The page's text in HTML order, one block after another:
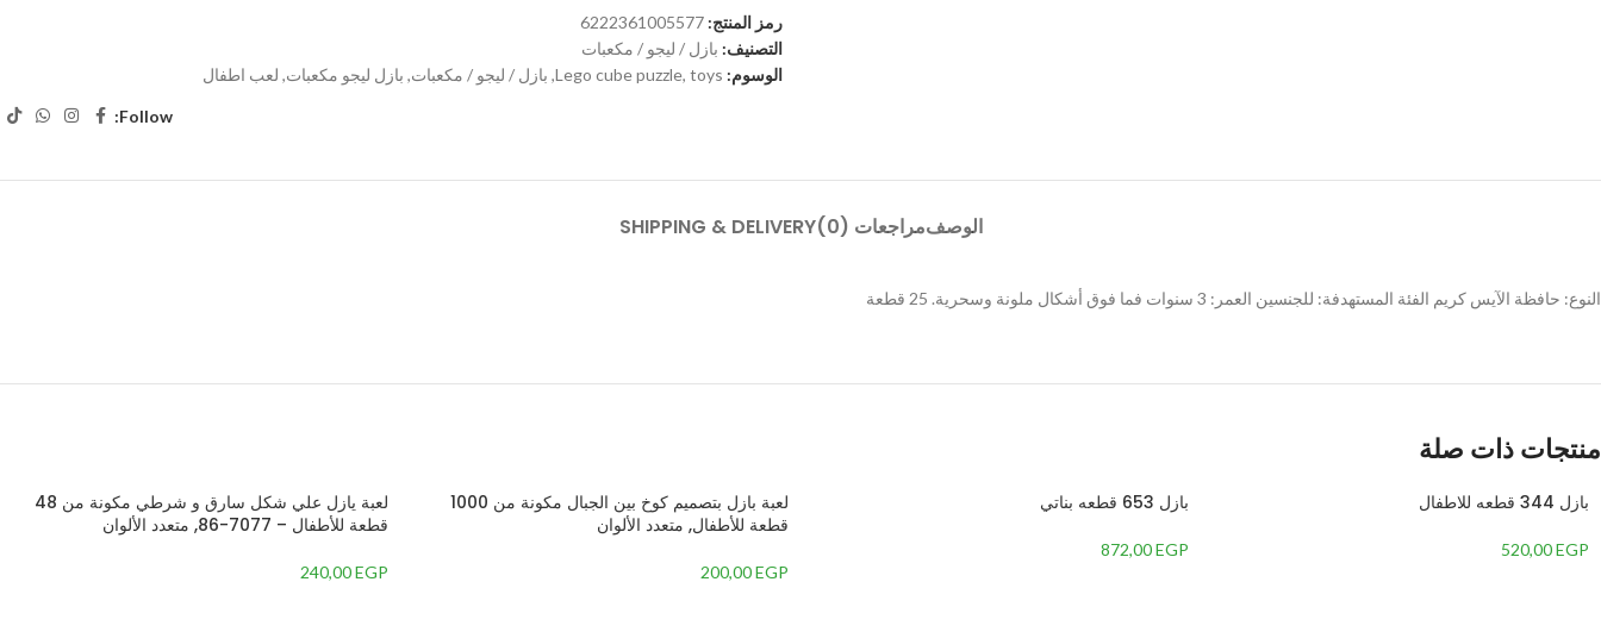
رمز المنتج: 6222361005577
التصنيف: بازل / ليجو / مكعبات
الوسوم:
Lego cube puzzle, toys
, بازل / ليجو / مكعبات, بازل ليجو مكعبات, لعب اطفال
Follow:
الوصفمراجعات (0) SHIPPING & DELIVERY
النوع: حافظة الآيس كريم الفئة المستهدفة: للجنسين العمر: 3 سنوات فما فوق أشكال ملونة وسحرية. 25 قطعة
منتجات ذات صلة
بازل 344 قطعه للاطفال
520,00EGP
بازل 653 قطعه بناتي
872,00EGP
لعبة بازل بتصميم كوخ بين الجبال مكونة من 1000
قطعة للأطفال, متعدد الألوان
200,00EGP
لعبة يازل علي شكل سارق و شرطي مكونة من 48
قطعة للأطفال – 7077-86, متعدد الألوان
240,00EGP